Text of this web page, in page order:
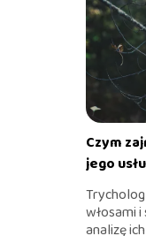
Czym
jego
włosami
analizę